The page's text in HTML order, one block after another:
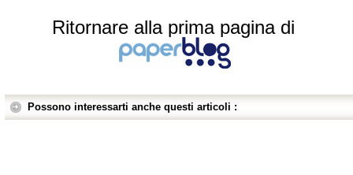
Ritornare alla prima pagina di
Possono interessarti anche questi articoli :